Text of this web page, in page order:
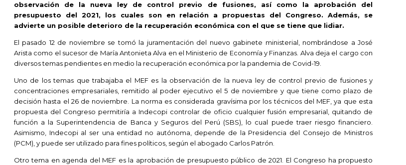
observación de la nueva ley de control previo de fusiones, así como la aprobación del
presupuesto del 2021, los cuales son en relación a propuestas del Congreso. Además, se
advierte un posible deterioro de la recuperación económica con el que se tiene que lidiar.
El pasado 12 de noviembre se tomó la juramentación del nuevo gabinete ministerial, nombrándose a José
Arista como el sucesor de María Antonieta Alva en el Ministerio de Economía y Finanzas. Alva deja el cargo con
diversos temas pendientes en medio la recuperación económica por la pandemia de Covid-19.
Uno de los temas que trabajaba el MEF es la observación de la nueva ley de control previo de fusiones y
concentraciones empresariales, remitido al poder ejecutivo el 5 de noviembre y que tiene como plazo de
decisión hasta el 26 de noviembre. La norma es considerada gravísima por los técnicos del MEF, ya que esta
propuesta del Congreso permitiría a Indecopi controlar de oficio cualquier fusión empresarial, quitando de
función a la Superintendencia de Banca y Seguros del Perú (SBS), lo cual puede traer riesgo financiero.
Asimismo, Indecopi al ser una entidad no autónoma, depende de la Presidencia del Consejo de Ministros
(PCM), y puede ser utilizado para fines políticos, según el abogado Carlos Patrón.
Otro tema en agenda del MEF es la aprobación de presupuesto público de 2021. El Congreso ha propuesto